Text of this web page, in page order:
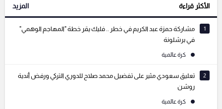
التعليقات السابقة
الأكثر قراءة المزيد
1
مشاركة حمزة عبد الكريم في خطر .. فليك يقر خطة "المهاجم الوهمي"
في برشلونة
كرة عالمية
2
تعليق سعودي مثير على تفضيل محمد صلاح للدوري التركي ورفض أندية
روشن
كرة عالمية